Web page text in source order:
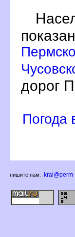
дорог
Погода
пишите нам: